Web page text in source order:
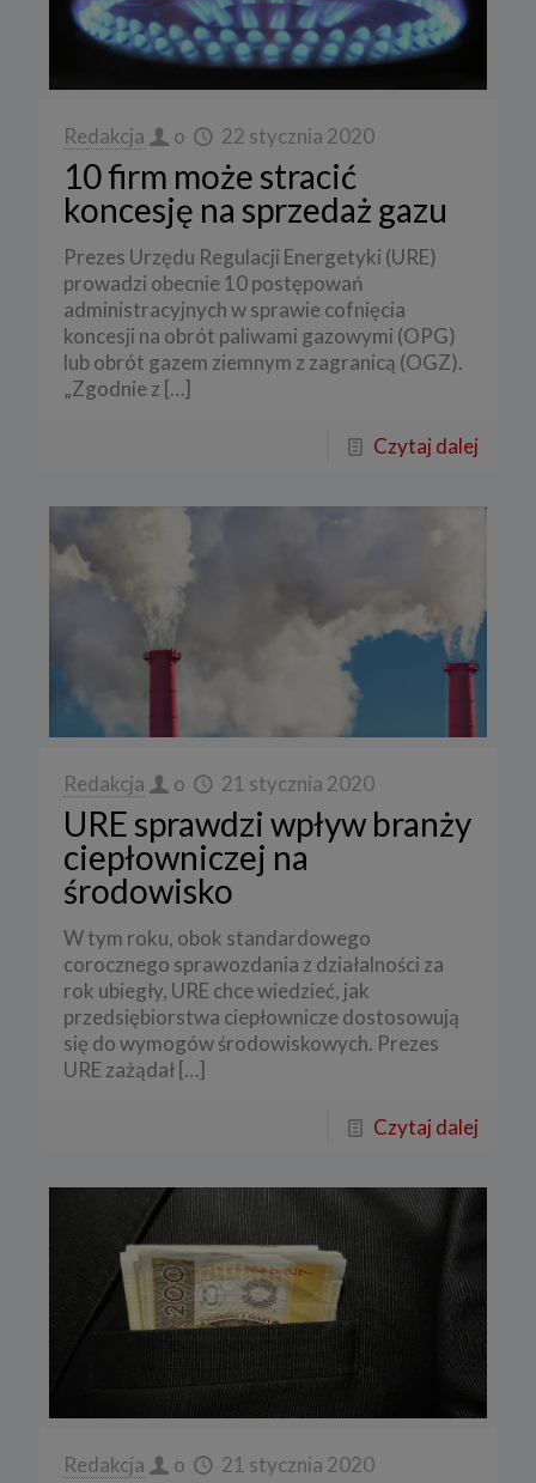
Redakcja o 22 stycznia 2020
10 firm może stracić
koncesję na sprzedaż gazu
Prezes Urzędu Regulacji Energetyki (URE)
prowadzi obecnie 10 postępowań
administracyjnych w sprawie cofnięcia
koncesji na obrót paliwami gazowymi (OPG)
lub obrót gazem ziemnym z zagranicą (OGZ).
„Zgodnie z […]
Czytaj dalej
Redakcja o 21 stycznia 2020
URE sprawdzi wpływ branży
ciepłowniczej na
środowisko
W tym roku, obok standardowego
corocznego sprawozdania z działalności za
rok ubiegły, URE chce wiedzieć, jak
przedsiębiorstwa ciepłownicze dostosowują
się do wymogów środowiskowych. Prezes
URE zażądał […]
Czytaj dalej
Redakcja o 21 stycznia 2020